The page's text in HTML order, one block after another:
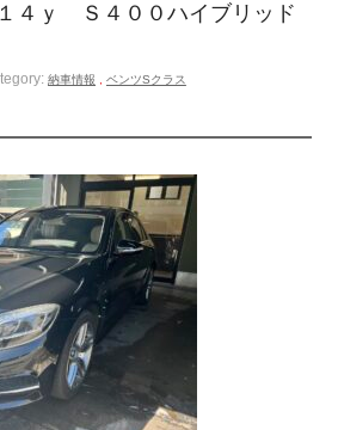
特別作業
自動車保険
リクルート
会社概要
納車blog
４ｙ Ｓ４００ハイブリッド
納車情報 ベンツSクラス